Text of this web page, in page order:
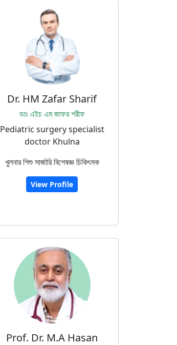
Dr. HM Zafar Sharif
ডাঃ এইচ এম জাফর শরীফ
Pediatric surgery specialist
doctor Khulna
খুলনার শিশু সার্জারি বিশেষজ্ঞ চিকিৎসক
View Profile
Prof. Dr. M.A Hasan